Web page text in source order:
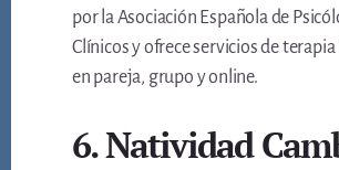
por la Asociación Española de
Clínicos y ofrece servicios de
en pareja, grupo y online.
6. Natividad